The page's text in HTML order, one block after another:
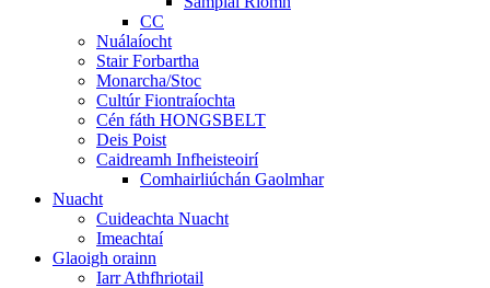
CC
Nuálaíocht
Stair Forbartha
Monarcha/Stoc
Cultúr Fiontraíochta
Cén fáth HONGSBELT
Deis Poist
Caidreamh Infheisteoirí
Comhairliúchán Gaolmhar
Nuacht
Cuideachta Nuacht
Imeachtaí
Glaoigh orainn
Iarr Athfhriotail